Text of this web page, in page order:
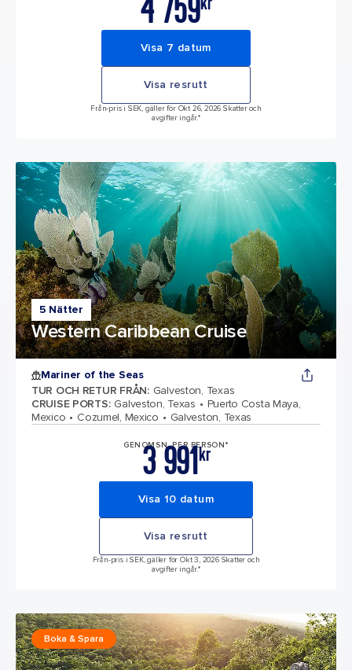
Visa 7 datum
Visa resrutt
Från-pris i SEK, gäller för Okt 26, 2026 Skatter och
avgifter ingår.*
5 Nätter
Western Caribbean Cruise
Mariner of the Seas
TUR OCH RETUR FRÅN: Galveston, Texas
CRUISE PORTS: Galveston, Texas
Puerto Costa Maya,
Mexico
Cozumel, Mexico Galveston, Texas
GENOMSN. PER PERSON*
kr
3 991
Visa 10 datum
Visa resrutt
Från-pris i SEK, gäller för Okt 3, 2026 Skatter och
avgifter ingår.*
Boka & Spara